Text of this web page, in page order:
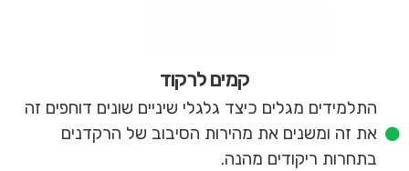
קמים לרקוד
התלמידים מגלים כיצד גלגלי שיניים שונים דוחפים זה
את זה ומשנים את מהירות הסיבוב של הרקדנים
בתחרות ריקודים מהנה.